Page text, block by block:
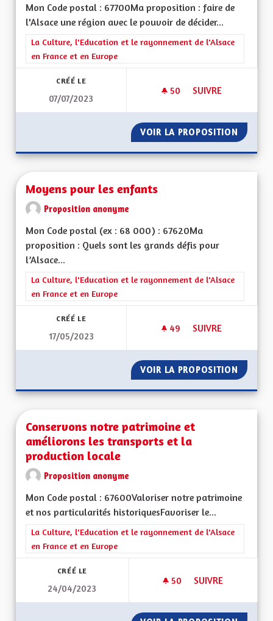
Mon Code postal : 67700Ma proposition : faire de
l'Alsace une région avec le pouvoir de décider...
Filtrer les résultats de la catégorie : La Culture, l'Education et
La Culture, l'Education et le rayonnement de l'Alsace
en France et en Europe
CRÉÉ LE
07/07/2023
50 50 ABONNÉS
SUIVRE
VOIR LA PROPOSITION PLUS
Moyens pour les enfants
Proposition anonyme
Mon Code postal (ex : 68 000) : 67620Ma
proposition : Quels sont les grands défis pour
l’Alsace...
Filtrer les résultats de la catégorie : La Culture, l'Education et
La Culture, l'Education et le rayonnement de l'Alsace
en France et en Europe
CRÉÉ LE
17/05/2023
49 49 ABONNÉS
SUIVRE
VOIR LA PROPOSITION
Conservons notre patrimoine et
améliorons les transports et la
production locale
Proposition anonyme
Mon Code postal : 67600Valoriser notre patrimoine
et nos particularités historiquesFavoriser le...
Filtrer les résultats de la catégorie : La Culture, l'Education et
La Culture, l'Education et le rayonnement de l'Alsace
en France et en Europe
CRÉÉ LE
24/04/2023
50 50 ABONNÉS
SUIVRE